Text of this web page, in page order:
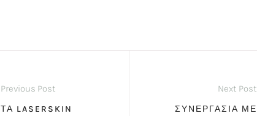
Previous Post
ΤΑ LASERSKIN
Next Post
ΣΥΝΕΡΓΑΣΊΑ ΜΕ